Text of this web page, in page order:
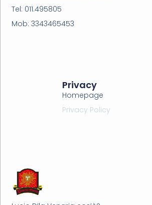
Privacy
Homepage
Privacy Policy
Tel: 011.495805
Mob: 3343465453